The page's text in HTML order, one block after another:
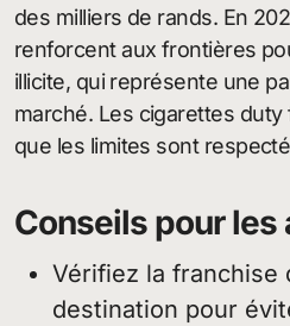
des milliers de rands. En
renforcent aux frontières
illicite, qui représente une
marché. Les cigarettes
que les limites sont
Conseils pour les
Vérifiez la franchise
destination pour